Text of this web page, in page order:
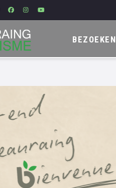
BEZOEKEN